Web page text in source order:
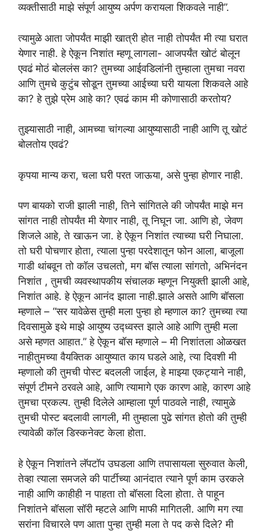
व्यक्तीसाठी माझे संपूर्ण आयुष्य अर्पण करायला शिकवले नाही”.
त्यामुळे आता जोपर्यंत माझी खात्री होत नाही तोपर्यंत मी त्या घरात
येणार नाही. हे ऐकून निशांत म्हणू लागला- आजपर्यंत खोटं बोलून
एवढं मोठं बोललंस का? तुमच्या आईवडिलांनी तुम्हाला तुमचा नवरा
आणि तुमचे कुटुंब सोडून तुमच्या आईच्या घरी यायला शिकवले आहे
का? हे तुझे प्रेम आहे का? एवढं काम मी कोणासाठी करतोय?
तुझ्यासाठी नाही, आमच्या चांगल्या आयुष्यासाठी नाही आणि तू खोटं
बोलतोय एवढं?
कृपया मान्य करा, चला घरी परत जाऊया, असे पुन्हा होणार नाही.
पण बायको राजी झाली नाही, तिने सांगितले की जोपर्यंत माझे मन
सांगत नाही तोपर्यंत मी येणार नाही, तू निघून जा. आणि हो, जेवण
शिजले आहे, ते खाऊन जा. हे ऐकून निशांत त्याच्या घरी निघाला.
तो घरी पोचणार होता, त्याला पुन्हा परदेशातून फोन आला, बाजूला
गाडी थांबवून तो कॉल उचलतो, मग बॉस त्याला सांगतो, अभिनंदन
निशांत , तुमची व्यवस्थापकीय संचालक म्हणून नियुक्ती झाली आहे,
निशांत आहे. हे ऐकून आनंद झाला नाही.झाले असते आणि बॉसला
म्हणाले – “सर यावेळेस तुम्ही मला पुन्हा हो म्हणाल का? तुमच्या त्या
दिवसामुळे इथे माझे आयुष्य उद्ध्वस्त झाले आहे आणि तुम्ही मला
असे म्हणत आहात.” हे ऐकून बॉस म्हणाले – मी निशांतला ओळखत
नाहीतुमच्या वैयक्तिक आयुष्यात काय घडले आहे, त्या दिवशी मी
म्हणालो की तुमची पोस्ट बदलली जाईल, हे माझ्या एकट्याने नाही,
संपूर्ण टीमने ठरवले आहे, आणि त्यामागे एक कारण आहे, कारण आहे
तुमचा प्रकल्प. तुम्ही दिलेले आम्हाला पूर्ण पाठवले नाही, त्यामुळे
तुमची पोस्ट बदलावी लागली, मी तुम्हाला पुढे सांगत होतो की तुम्ही
त्यावेळी कॉल डिस्कनेक्ट केला होता.
हे ऐकून निशांतने लॅपटॉप उघडला आणि तपासायला सुरुवात केली,
तेव्हा त्याला समजले की पार्टीच्या आनंदात त्याने पूर्ण काम उरकले
नाही आणि काहीही न पाहता तो बॉसला दिला होता. ते पाहून
निशांतने बॉसला सॉरी म्हटले आणि माफी मागितली. आणि मग त्या
सरांना विचारले पण आता पुन्हा तुम्ही मला ते पद कसे दिले? मी